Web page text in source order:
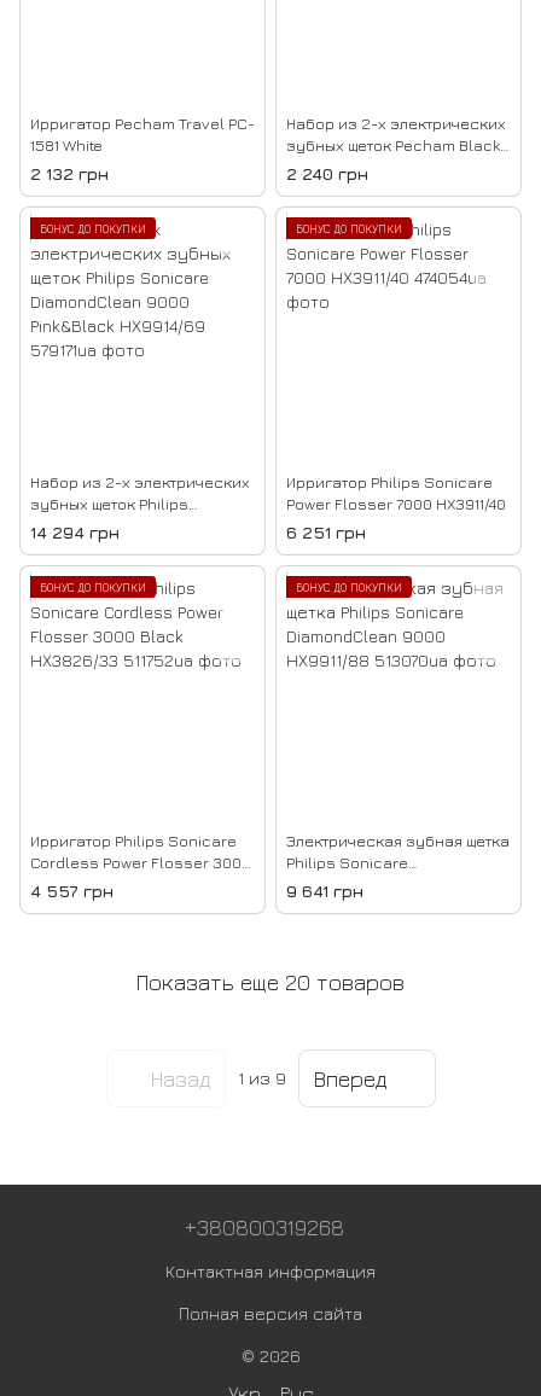
Ирригатор Pecham Travel PC-
1581 White
2 132 грн
Набор из 2-х электрических
зубных щеток Pecham Black
and White Travel Set PC-084
2 240 грн
БОНУС ДО ПОКУПКИ
Набор из 2-х электрических
зубных щеток Philips
Sonicare DiamondClean
9000 Pink&Black HX9914/69
14 294 грн
БОНУС ДО ПОКУПКИ
Ирригатор Philips Sonicare
Power Flosser 7000 HX3911/40
6 251 грн
БОНУС ДО ПОКУПКИ
Ирригатор Philips Sonicare
Cordless Power Flosser 3000
Black HX3826/33
4 557 грн
БОНУС ДО ПОКУПКИ
Электрическая зубная щетка
Philips Sonicare
DiamondClean 9000
HX9911/88
9 641 грн
Показать еще 20 товаров
Назад 1 из 9 Вперед
+380800319268
Контактная информация
Полная версия сайта
© 2026